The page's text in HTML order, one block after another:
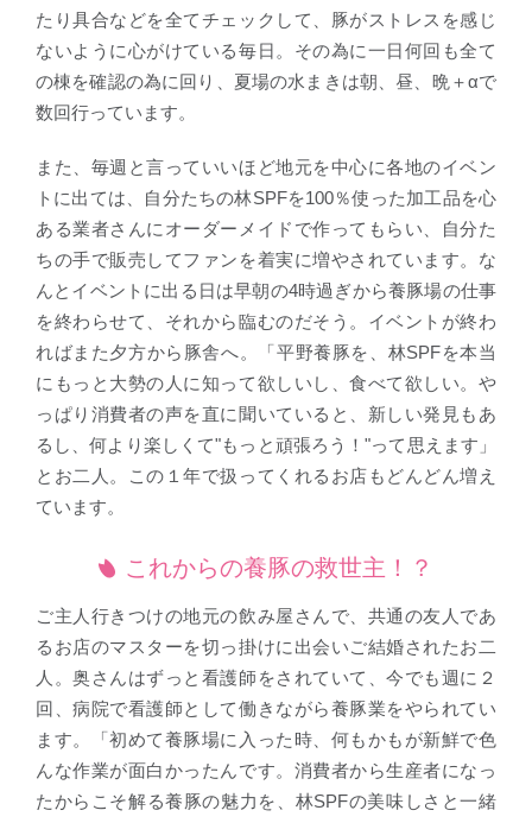
たり具合などを全てチェックして、豚がストレスを感じ
ないように心がけている毎日。その為に一日何回も全て
の棟を確認の為に回り、夏場の水まきは朝、昼、晩＋αで
数回行っています。
また、毎週と言っていいほど地元を中心に各地のイベン
トに出ては、自分たちの林SPFを100％使った加工品を心
ある業者さんにオーダーメイドで作ってもらい、自分た
ちの手で販売してファンを着実に増やされています。な
んとイベントに出る日は早朝の4時過ぎから養豚場の仕事
を終わらせて、それから臨むのだそう。イベントが終わ
ればまた夕方から豚舎へ。「平野養豚を、林SPFを本当
にもっと大勢の人に知って欲しいし、食べて欲しい。や
っぱり消費者の声を直に聞いていると、新しい発見もあ
るし、何より楽しくて"もっと頑張ろう！"って思えます」
とお二人。この１年で扱ってくれるお店もどんどん増え
ています。
これからの養豚の救世主！？
ご主人行きつけの地元の飲み屋さんで、共通の友人であ
るお店のマスターを切っ掛けに出会いご結婚されたお二
人。奥さんはずっと看護師をされていて、今でも週に２
回、病院で看護師として働きながら養豚業をやられてい
ます。「初めて養豚場に入った時、何もかもが新鮮で色
んな作業が面白かったんです。消費者から生産者になっ
たからこそ解る養豚の魅力を、林SPFの美味しさと一緒